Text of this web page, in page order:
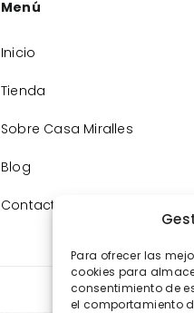
Para ofrecer las
cookies para
consentimiento de
el comportamiento
Menú
Inicio
Tienda
Sobre Casa Miralles
Blog
Contacto